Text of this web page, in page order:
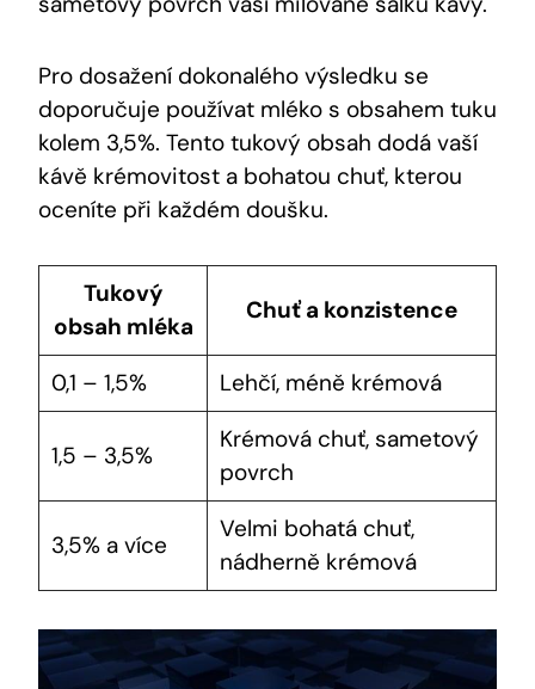
Pro dosažení dokonalého výsledku se
doporučuje používat mléko s obsahem tuku
kolem 3,5%. Tento tukový obsah dodá vaší
kávě krémovitost a bohatou chuť, kterou
oceníte při každém doušku.
Tukový
obsah mléka
Chuť a konzistence
0,1 – 1,5% Lehčí, méně krémová
1,5 – 3,5%
Krémová chuť, sametový
povrch
3,5% a více
Velmi bohatá chuť,
nádherně krémová